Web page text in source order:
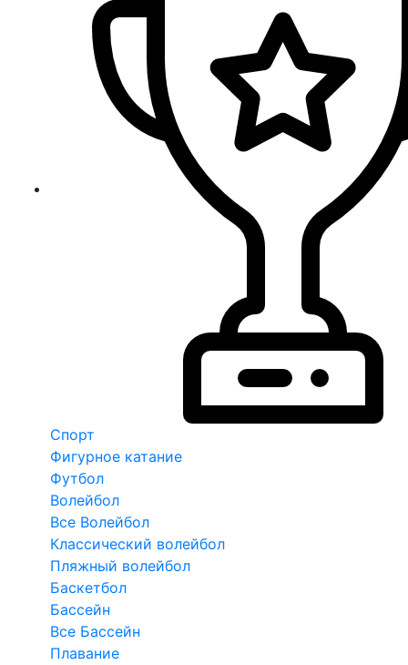
Спорт
Фигурное катание
Футбол
Волейбол
Все Волейбол
Классический волейбол
Пляжный волейбол
Баскетбол
Бассейн
Все Бассейн
Плавание